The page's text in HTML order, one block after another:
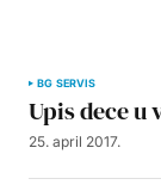
BG SERVIS
Upis dece u
25. april 2017.